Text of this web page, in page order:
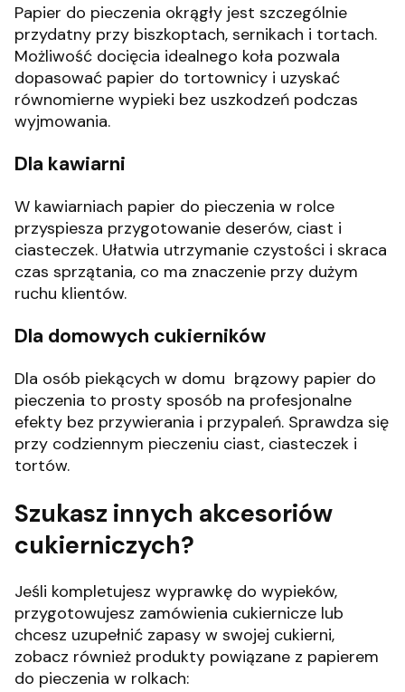
Papier do pieczenia okrągły jest szczególnie
przydatny przy biszkoptach, sernikach i tortach.
Możliwość docięcia idealnego koła pozwala
dopasować papier do tortownicy i uzyskać
równomierne wypieki bez uszkodzeń podczas
wyjmowania.
Dla kawiarni
W kawiarniach papier do pieczenia w rolce
przyspiesza przygotowanie deserów, ciast i
ciasteczek. Ułatwia utrzymanie czystości i skraca
czas sprzątania, co ma znaczenie przy dużym
ruchu klientów.
Dla domowych cukierników
Dla osób piekących w domu brązowy papier do
pieczenia to prosty sposób na profesjonalne
efekty bez przywierania i przypaleń. Sprawdza się
przy codziennym pieczeniu ciast, ciasteczek i
tortów.
Szukasz innych akcesoriów
cukierniczych?
Jeśli kompletujesz wyprawkę do wypieków,
przygotowujesz zamówienia cukiernicze lub
chcesz uzupełnić zapasy w swojej cukierni,
zobacz również produkty powiązane z papierem
do pieczenia w rolkach: